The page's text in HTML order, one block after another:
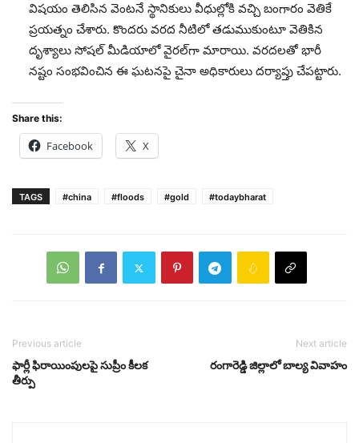
విషయం తెలిసిన వెంటనే స్థానికులు వీధుల్లోకి వచ్చి బంగారం వెతికే
ప్రయత్నం చేశారు. కొందరు వరద నీటిలో తడుముకుంటూ వెతికిన
దృశ్యాలు సోషల్‌ మీడియాలో వైరల్‌గా మారాయి. వరదలతో భారీ
నష్టం సంభవించిన ఈ ఘటనపై చైనా అధికారులు దర్యాప్తు చేపట్టారు.
Share this:
Facebook X
TAGS #china #floods #gold #todaybharat
Previous article
ఫార్లీ ఫిరాయింపుల‌పై సుప్రీం కీల‌క‌
తీర్పు
Next article
రంగారెడ్డి జిల్లాలో బాల్య వివాహం